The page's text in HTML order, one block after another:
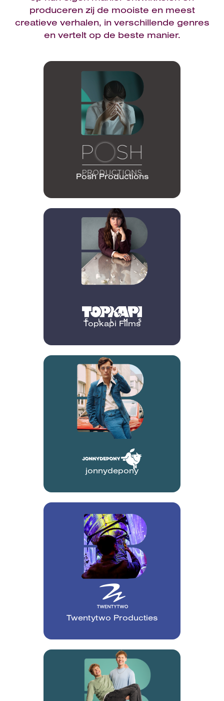
produceren zij de mooiste en meest
creatieve verhalen, in verschillende genres
en vertelt op de beste manier.
Posh Productions
Topkapi Films
jonnydepony
Twentytwo Producties